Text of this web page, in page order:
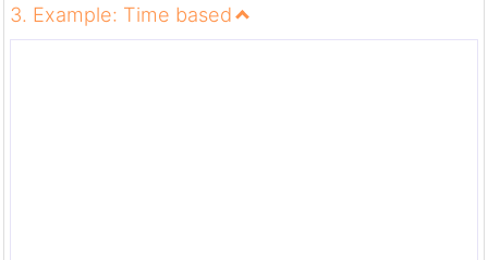
3. Example: Time based